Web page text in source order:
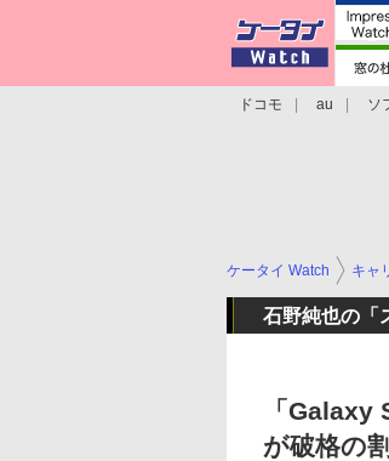
ドコモ au ソ
ケータイ Watch キャ
石野純也の「
「
が破格の